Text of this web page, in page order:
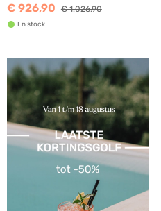
€ 926,90 € 1.026,90
En stock